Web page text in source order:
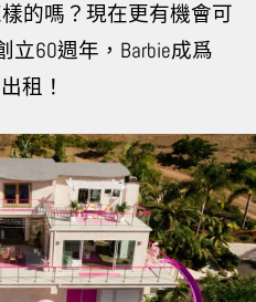
的嗎？現在更有機會可
立60週年， Barbie成爲
租！